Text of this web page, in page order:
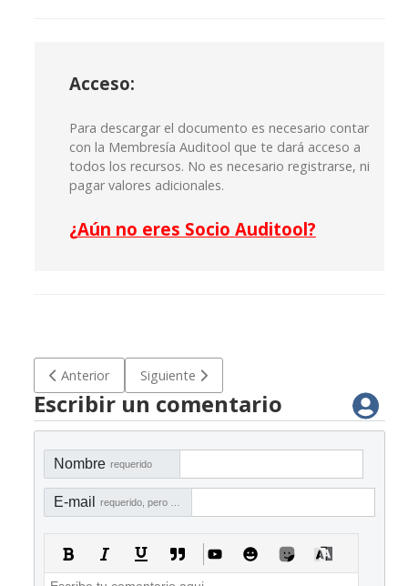
Acceso:
Para descargar el documento es necesario contar
con la Membresía Auditool que te dará acceso a
todos los recursos. No es necesario registrarse, ni
pagar valores adicionales.
¿Aún no eres Socio Auditool?
Artículo anterior: C-PL 009 Cuestionario de auditoría para
Anterior Artículo siguiente: C-PL 007 Cuestionario
Siguiente
Escribir un comentario
Nombre requerido
E-mail